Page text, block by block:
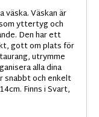
väska. Väskan är
yttertyg och
Den har ett
gott om plats för
utrymme
alla dina
snabbt och enkelt
Finns i Svart,